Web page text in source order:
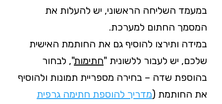
במעמד השליחה הראשוני, יש להעלות את
המסמך החתום למערכת.
במידה ותירצו להוסיף גם את החותמת האישית
שלכם, יש לעבור ללשונית "חתימות", לבחור
בהוספת שדה – בחירה מספריית תמונות ולהוסיף
את החותמת (מדריך להוספת חתימה גרפית